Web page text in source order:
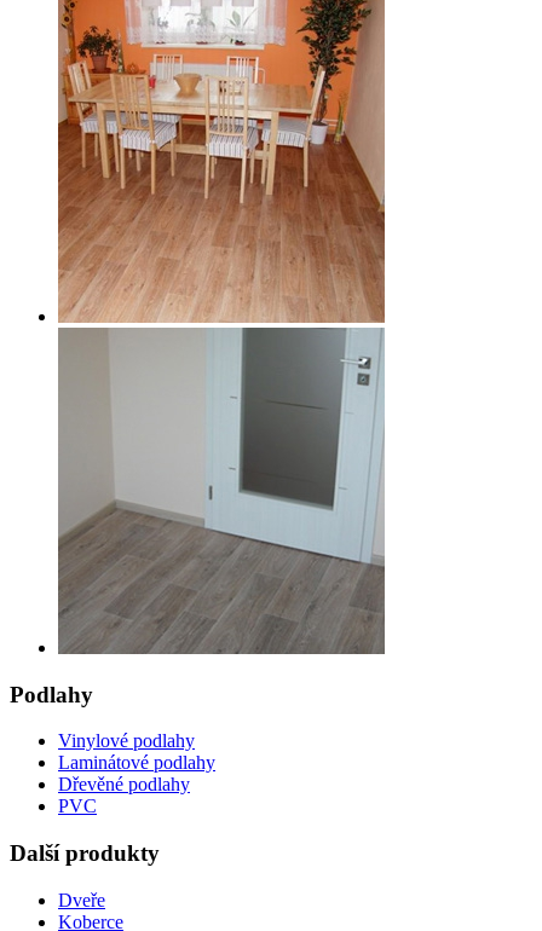
Podlahy
Vinylové podlahy
Laminátové podlahy
Dřevěné podlahy
PVC
Další produkty
Dveře
Koberce